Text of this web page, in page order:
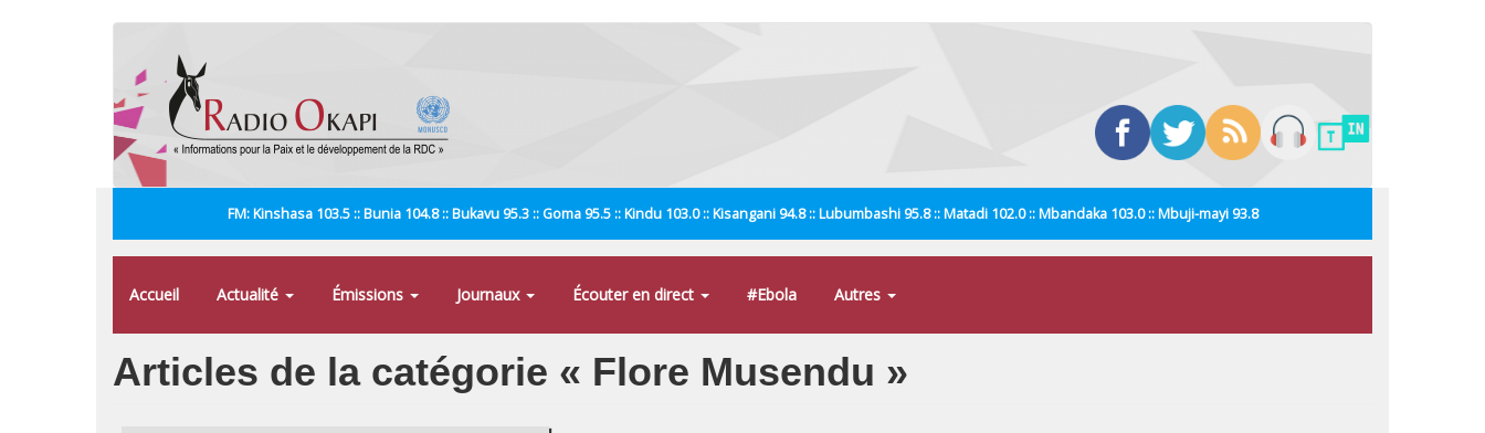
FM: Kinshasa 103.5 :: Bunia 104.8 :: Bukavu 95.3 :: Goma 95.5 :: Kindu 103.0 :: Kisangani 94.8 :: Lubumbashi 95.8 :: Matadi 102.0 :: Mbandaka 103.0 :: Mbuji-mayi 93.8
Accueil Actualité Émissions Journaux Écouter en direct #Ebola Autres
Articles de la catégorie « Flore Musendu »